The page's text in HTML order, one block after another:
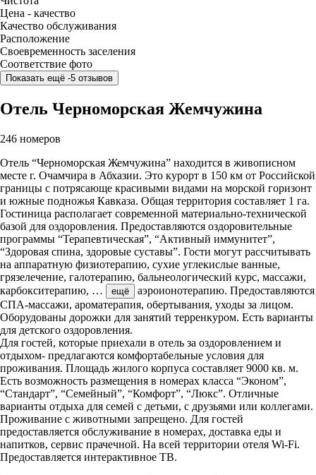
Цена - качество
Качество обслуживания
Расположение
Своевременность заселения
Соответствие фото
Показать ещё -5 отзывов
Отель Черноморская Жемчужина
246 номеров
Отель “Черноморская Жемчужина” находится в живописном
месте г. Очамчира в Абхазии. Это курорт в 150 км от Российской
границы с потрясающе красивыми видами на морской горизонт
и южные подножья Кавказа. Общая территория составляет 1 га.
Гостиница располагает современной материально-технической
базой для оздоровления. Предоставляются оздоровительные
программы “Терапевтическая”, “Активный иммунитет”,
“Здоровая спина, здоровые суставы”. Гости могут рассчитывать
на аппаратную физиотерапию, сухие углекислые ванные,
грязелечение, галотерапию, бальнеологический курс, массажи,
карбокситерапию, … ещё
аэроионотерапию. Предоставляются
СПА-массажи, ароматерапия, обертывания, уходы за лицом.
Оборудованы дорожки для занятий терренкуром. Есть варианты
для детского оздоровления.
Для гостей, которые приехали в отель за оздоровлением и
отдыхом- предлагаются комфортабельные условия для
проживания. Площадь жилого корпуса составляет 9000 кв. м.
Есть возможность размещения в номерах класса “Эконом”,
“Стандарт”, “Семейный”, “Комфорт”, “Люкс”. Отличные
варианты отдыха для семей с детьми, с друзьями или коллегами.
Проживание с животными запрещено. Для гостей
предоставляется обслуживание в номерах, доставка еды и
напитков, сервис прачечной. На всей территории отеля Wi-Fi.
Предоставляется интерактивное ТВ.